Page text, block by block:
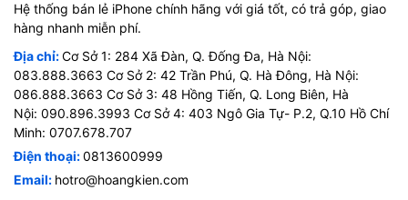
Hệ thống bán lẻ iPhone chính hãng với giá tốt, có trả góp, giao
hàng nhanh miễn phí.
Địa chỉ:Cơ Sở 1: 284 Xã Đàn, Q. Đống Đa, Hà Nội:
083.888.3663 Cơ Sở 2: 42 Trần Phú, Q. Hà Đông, Hà Nội:
086.888.3663 Cơ Sở 3: 48 Hồng Tiến, Q. Long Biên, Hà
Nội: 090.896.3993 Cơ Sở 4: 403 Ngô Gia Tự- P.2, Q.10 Hồ Chí
Minh: 0707.678.707
Điện thoại:0813600999
Email: hotro@hoangkien.com